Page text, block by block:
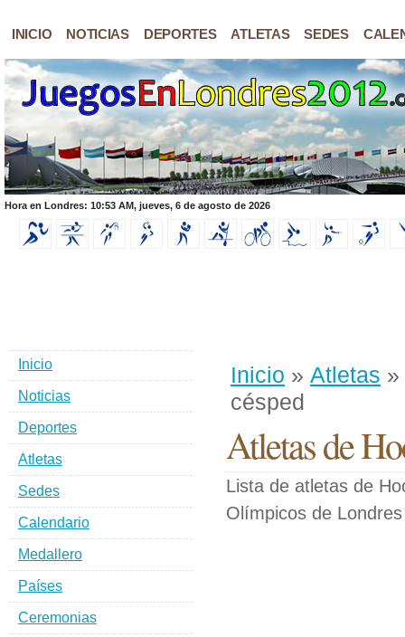
INICIO NOTICIAS DEPORTES ATLETAS SEDES
Hora en Londres: 10:53 AM, jueves, 6 de agosto de 2026
Inicio » Atletas »
césped
Atletas de
Lista de atletas de
Olímpicos de
Inicio
Noticias
Deportes
Atletas
Sedes
Calendario
Medallero
Países
Ceremonias